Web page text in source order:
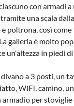
con armadi
una scala
poltrona, così come
galleria è molto
un'altezza in piedi
a 3 posti, un
WIFI, camino,
per stoviglie